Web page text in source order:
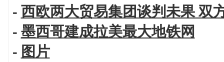
- 西欧两大贸易集团谈判未果 双
- 墨西哥建成拉美最大地铁网
- 图片